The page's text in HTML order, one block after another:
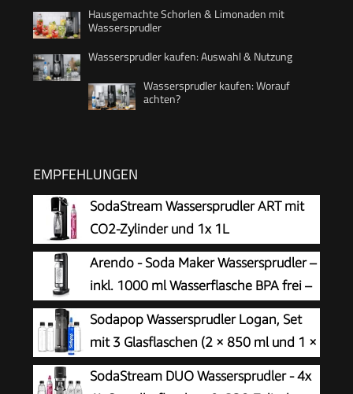
Hausgemachte Schorlen & Limonaden mit
Wassersprudler
Wassersprudler kaufen: Auswahl & Nutzung
Wassersprudler kaufen: Worauf
achten?
EMPFEHLUNGEN
SodaStream Wassersprudler ART mit
CO2-Zylinder und 1x 1L
spülmaschinenfeste Kunststoff-
Flasche, Höhe 44cm, Schwarz, 44 cm
Arendo - Soda Maker Wassersprudler –
inkl. 1000 ml Wasserflasche BPA frei –
fein dosierbar – Soda Streamer
kompatibel mit 60 l CO2 Zylindern
Sodapop Wassersprudler Logan, Set
mit 3 Glasflaschen (2 × 850 ml und 1 ×
600 ml) und 1 CO₂-Zylinder, Matt
Schwarz, Höhe 42,6 cm
SodaStream DUO Wassersprudler - 4x